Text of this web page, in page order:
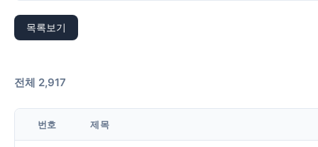
목록보기
전체 2,917
번호 제목